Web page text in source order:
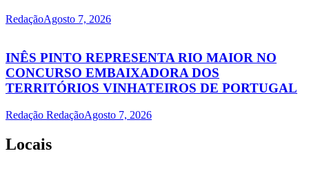
RedaçãoAgosto 7, 2026
INÊS PINTO REPRESENTA RIO MAIOR NO
CONCURSO EMBAIXADORA DOS
TERRITÓRIOS VINHATEIROS DE PORTUGAL
Redação RedaçãoAgosto 7, 2026
Locais